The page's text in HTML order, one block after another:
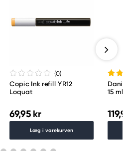
(0)
Copic Ink refill YR12
Loquat
69,95 kr
Læg i varekurven
15